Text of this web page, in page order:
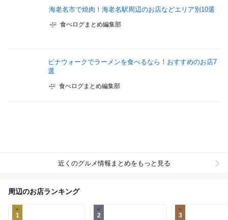
海老名市で焼肉！海老名駅周辺のお店などエリア別10選
食べログまとめ編集部
ビナウォークでラーメンを食べるなら！おすすめのお店7
選
食べログまとめ編集部
近くのグルメ情報まとめをもっと見る
周辺のお店ランキング
1 2 3